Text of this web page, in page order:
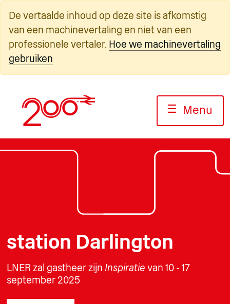
naar
inhoud
De vertaalde inhoud op deze site is afkomstig
van een machinevertaling en niet van een
professionele vertaler. Hoe we machinevertaling
gebruiken
☰ Menu
station Darlington
LNER zal gastheer zijn Inspiratie van 10 - 17
september 2025